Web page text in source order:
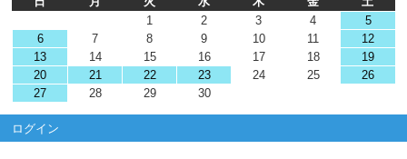
1
2 3 4
5
6
7 8 9 10 11
12
13
14 15 16 17 18
19
20
21 22 23 24 25
26
27
28 29 30
ログイン